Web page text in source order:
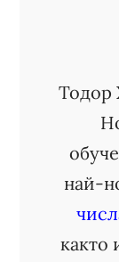
Тодор
най-
както